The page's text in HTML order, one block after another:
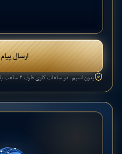
ارسال پیام
بدون اسپم. در ساعات کاری ظرف ۲ ساعت پاسخ می‌دهیم.